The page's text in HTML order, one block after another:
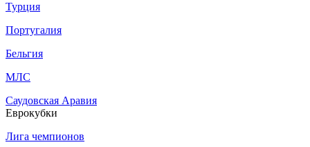
Турция
Португалия
Бельгия
МЛС
Саудовская Аравия
Еврокубки
Лига чемпионов